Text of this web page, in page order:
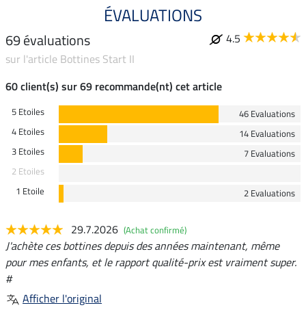
ÉVALUATIONS
69 évaluations
4.5
sur l'article Bottines Start II
60 client(s) sur 69 recommande(nt) cet article
5 Etoiles
46 Evaluations
4 Etoiles
14 Evaluations
3 Etoiles
7 Evaluations
2 Etoiles
1 Etoile
2 Evaluations
29.7.2026 (Achat confirmé)
J'achète ces bottines depuis des années maintenant, même
pour mes enfants, et le rapport qualité-prix est vraiment super.
#
Afficher l'original